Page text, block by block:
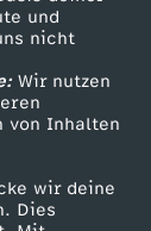
und
nicht
Wir nutzen
von Inhalten
wir deine
Dies